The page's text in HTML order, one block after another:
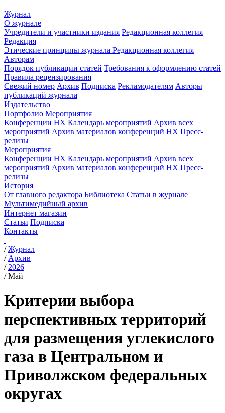
Журнал
О журнале
Учредители и участники издания Редакционная коллегия
Редакция
Этические принципы журнала Редакционная коллегия
Авторам
Порядок публикации статей Требования к оформлению статей
Правила рецензирования
Свежий номер Архив Подписка Рекламодателям Авторы
публикаций журнала
Издательство
Портфолио Мероприятия
Конференции НХ Календарь мероприятий Архив всех
мероприятий Архив материалов конференций НХ Пресс-
релизы
Мероприятия
Конференции НХ Календарь мероприятий Архив всех
мероприятий Архив материалов конференций НХ Пресс-
релизы
История
От главного редактора Библиотека Статьи в журнале
Мультимедийный архив
Интернет магазин
Статьи Подписка
Контакты
/Журнал
/ Архив
/ 2026
/Май
Критерии выбора
перспективных территорий
для размещения углекислого
газа в Центральном и
Приволжском федеральных
округах